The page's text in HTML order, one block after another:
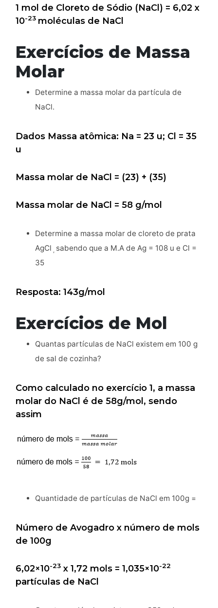
1 mol de Cloreto de Sódio (NaCl) = 6,02 x
10-23 moléculas de NaCl
Exercícios de Massa
Molar
Determine a massa molar da partícula de
NaCl.
Dados Massa atômica: Na = 23 u; Cl = 35
u
Massa molar de NaCl = (23) + (35)
Massa molar de NaCl = 58 g/mol
Determine a massa molar de cloreto de prata
AgCl , sabendo que a M.A de Ag = 108 u e Cl =
35
Resposta: 143g/mol
Exercícios de Mol
Quantas partículas de NaCl existem em 100 g
de sal de cozinha?
Como calculado no exercício 1, a massa
molar do NaCl é de 58g/mol, sendo
assim
Quantidade de partículas de NaCl em 100g =
Número de Avogadro x número de mols
de 100g
6,02×10-23 x 1,72 mols = 1,035×10-22
partículas de NaCl